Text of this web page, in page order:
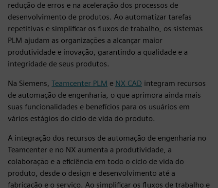
redução de erros e na aceleração dos processos de
desenvolvimento de produtos. Ao automatizar tarefas
repetitivas e simplificar os fluxos de trabalho, os sistemas
PLM ajudam as organizações a alcançar maior
produtividade e inovação, garantindo a qualidade e a
integridade de seus produtos.
Na Siemens, Teamcenter PLM e NX CAD integram recursos
de automação de engenharia, o que aprimora ainda mais
suas funcionalidades e benefícios para os usuários em
vários estágios do ciclo de vida do produto.
A integração dos recursos de automação de engenharia no
Teamcenter e no NX aumenta a produtividade, a
colaboração e a eficiência em todo o ciclo de vida do
produto, desde o design e desenvolvimento até a
fabricação e o serviço. Ao simplificar os fluxos de trabalho e